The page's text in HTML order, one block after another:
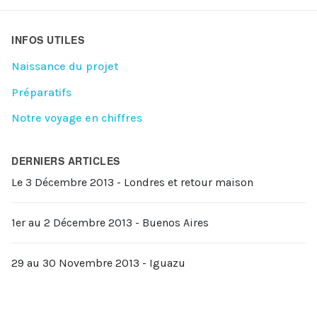
INFOS UTILES
Naissance du projet
Préparatifs
Notre voyage en chiffres
DERNIERS ARTICLES
Le 3 Décembre 2013 - Londres et retour maison
1er au 2 Décembre 2013 - Buenos Aires
29 au 30 Novembre 2013 - Iguazu